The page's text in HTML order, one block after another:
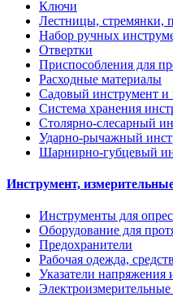
Ключи
Лестницы, стремянки,
Набор ручных
Отвертки
Приспособления для
Расходные материалы
Садовый инструмент и
Система хранения
Столярно-слесарный
Ударно-рычажный
Шарнирно-губцевый
Инструмент,
Инструменты для
Оборудование для
Предохранители
Рабочая одежда,
Указатели напряжения